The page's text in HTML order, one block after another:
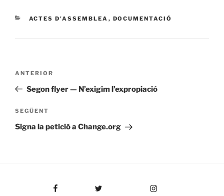
CATEGORIES
ACTES D'ASSEMBLEA , DOCUMENTACIÓ
Entrada
anterior
ANTERIOR
Segon flyer — N’exigim l’expropiació
Entrada
següent
SEGÜENT
Signa la petició a Change.org